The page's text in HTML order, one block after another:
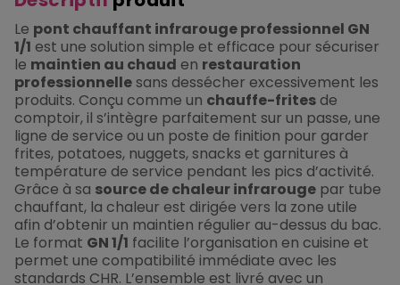
Le pont chauffant infrarouge professionnel GN
1/1 est une solution simple et efficace pour sécuriser
le maintien au chaud en restauration
professionnellesans dessécher excessivement les
produits. Conçu comme un chauffe-fritesde
comptoir, il s’intègre parfaitement sur un passe, une
ligne de service ou un poste de finition pour garder
frites, potatoes, nuggets, snacks et garnitures à
température de service pendant les pics d’activité.
Grâce à sa source de chaleur infrarouge par tube
chauffant, la chaleur est dirigée vers la zone utile
afin d’obtenir un maintien régulier au-dessus du bac.
Le format GN 1/1 facilite l’organisation en cuisine et
permet une compatibilité immédiate avec les
standards CHR. L’ensemble est livré avec un